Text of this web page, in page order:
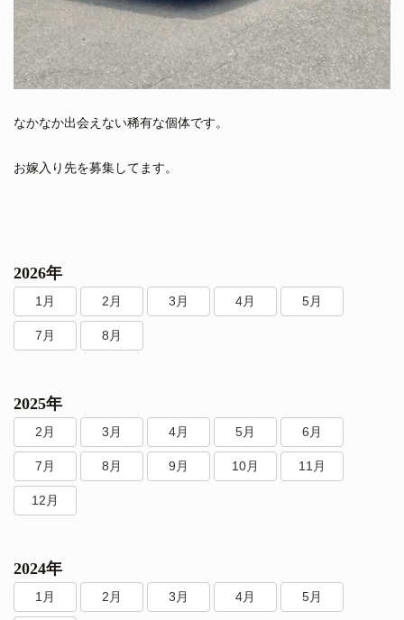
なかなか出会えない稀有な個体です。
お嫁入り先を募集してます。
2026年
1月 2月 3月 4月 5月
7月 8月
2025年
2月 3月 4月 5月 6月
7月 8月 9月 10月 11月
12月
2024年
1月 2月 3月 4月 5月